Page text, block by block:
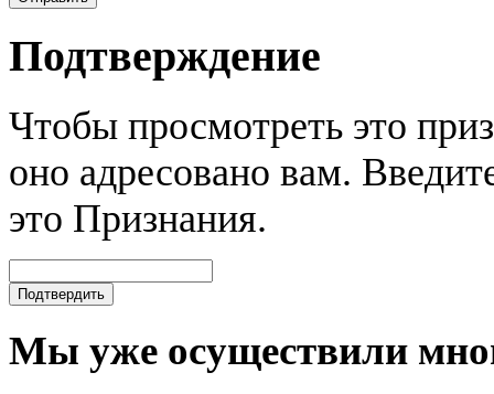
Подтверждение
Чтобы просмотреть это
оно адресовано вам.
это Признания.
Мы уже осуществили